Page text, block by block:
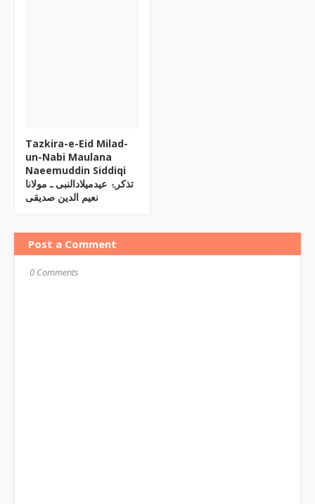
Tazkira-e-Eid Milad-
un-Nabi Maulana
Naeemuddin Siddiqi
تذکرۂ عیدمیلادالنبی ـ مولانا
نعیم الدین صدیقی
Post a Comment
0 Comments